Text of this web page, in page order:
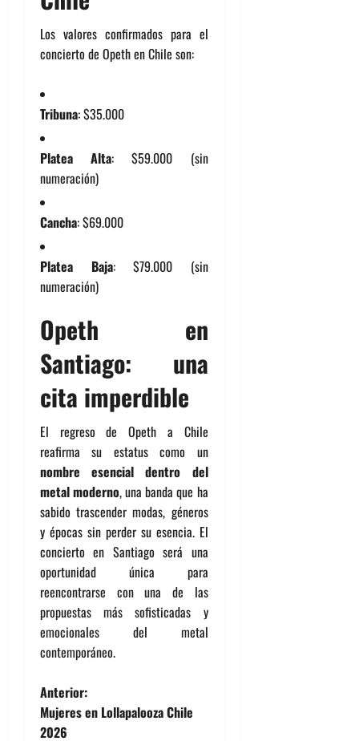
Los valores confirmados para el
concierto de Opeth en Chile son:
Tribuna: $35.000
Platea Alta: $59.000 (sin
numeración)
Cancha: $69.000
Platea Baja: $79.000 (sin
numeración)
Opeth en
Santiago: una
cita imperdible
El regreso de Opeth a Chile
reafirma su estatus como un
nombre esencial dentro del
metal moderno, una banda que ha
sabido trascender modas, géneros
y épocas sin perder su esencia. El
concierto en Santiago será una
oportunidad única para
reencontrarse con una de las
propuestas más sofisticadas y
emocionales del metal
contemporáneo.
N
a
Anterior:
Mujeres en Lollapalooza Chile
2026